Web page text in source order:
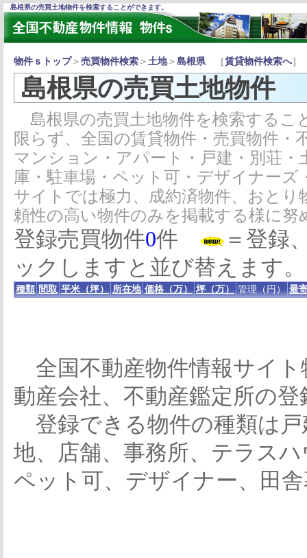
島根県の売買土地物件を検索することができます。
物件ｓトップ＞ 売買物件検索 ＞ 土地＞ 島根県［賃貸物件検索へ］
島根県の売買土地物件
島根県の売買土地物件を検索するこ
限らず、全国の賃貸物件・売買物件・
マンション・アパート・戸建・別荘
庫・駐車場・ペット可・デザイナー
サイトでは極力、成約済物件、おと
頼性の高い物件のみを掲載する様に努
登録売買物件0件
＝登録
ックしますと並び替えます。
種類 間取 平米（坪） 所在地 価格（万） 坪（万） 管理（円） 最
全国不動産物件情報サイト
動産会社、不動産鑑定所の
登録できる物件の種類は
地、店舗、事務所、テラス
ペット可、デザイナー、田